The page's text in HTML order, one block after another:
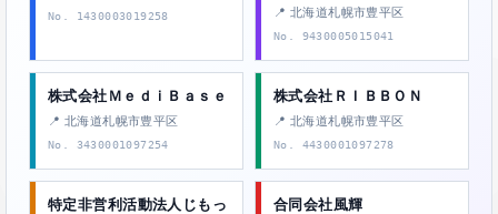
No. 1430003019258 📍 北海道札幌市豊平区
No. 9430005015041
株式会社ＭｅｄｉＢａｓｅ
📍 北海道札幌市豊平区
No. 3430001097254
株式会社ＲＩＢＢＯＮ
📍 北海道札幌市豊平区
No. 4430001097278
特定非営利活動法人じもっ
合同会社風輝